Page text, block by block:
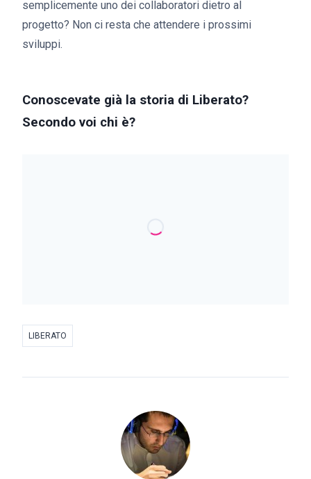
semplicemente uno dei collaboratori dietro al
progetto? Non ci resta che attendere i prossimi
sviluppi.
Conoscevate già la storia di Liberato?
Secondo voi chi è?
LIBERATO